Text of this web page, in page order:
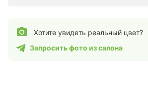
Хотите увидеть реальный цвет?
Запросить фото из салона